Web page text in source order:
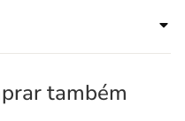
também